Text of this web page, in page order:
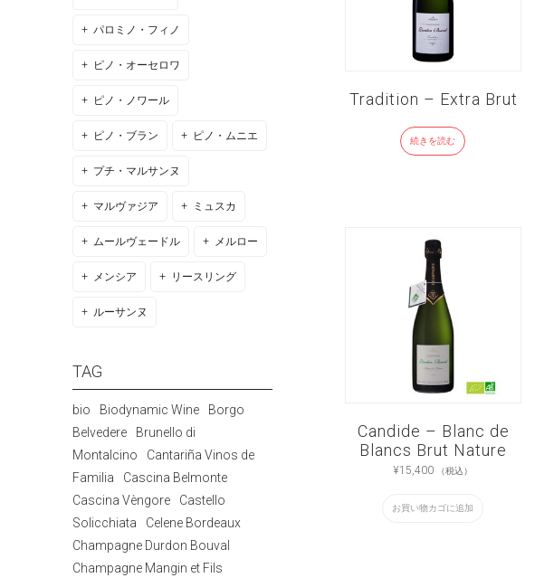
Tradition – Extra Brut
続きを読む
Candide – Blanc de
Blancs Brut Nature
¥15,400 （税込）
お買い物カゴに追加
パロミノ・フィノ
ピノ・オーセロワ
ピノ・ノワール
ピノ・ブラン ピノ・ムニエ
プチ・マルサンヌ
マルヴァジア ミュスカ
ムールヴェードル メルロー
メンシア リースリング
ルーサンヌ
TAG
bio Biodynamic Wine
Borgo
Belvedere
Brunello di
Montalcino
Cantariña Vinos de
Familia
Cascina Belmonte
Cascina Vèngore
Castello
Solicchiata
Celene Bordeaux
Champagne Durdon Bouval
Champagne Mangin et Fils